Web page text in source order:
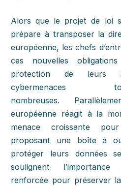
Alors que le projet de loi
prépare à transposer la
européenne, les chefs
ces nouvelles
protection de leurs
cybermenaces
nombreuses.
européenne réagit à la
menace croissante
proposant une boîte à
protéger leurs données
soulignent l’importance
renforcée pour préserver